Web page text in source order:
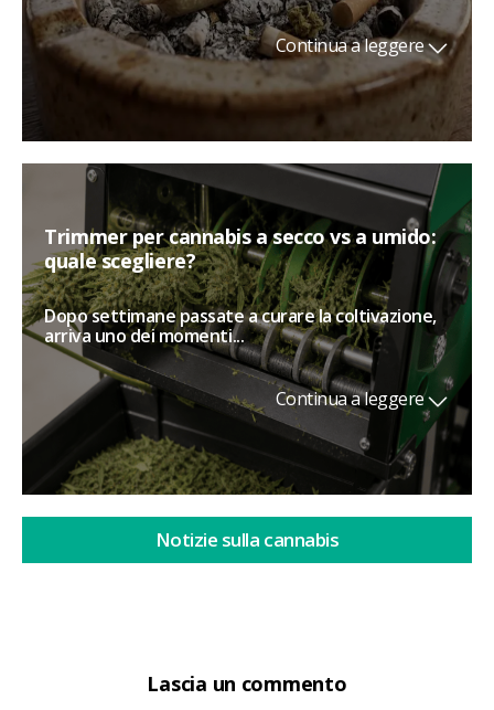
Lascia un commento
Continua a leggere
Trimmer per cannabis a secco vs a umido:
quale scegliere?
Dopo settimane passate a curare la coltivazione,
arriva uno dei momenti...
Continua a leggere
Notizie sulla cannabis